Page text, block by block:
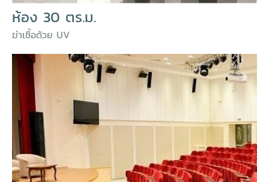
ห้อง 30 ตร.ม.
ฆ่าเชื้อด้วย UV